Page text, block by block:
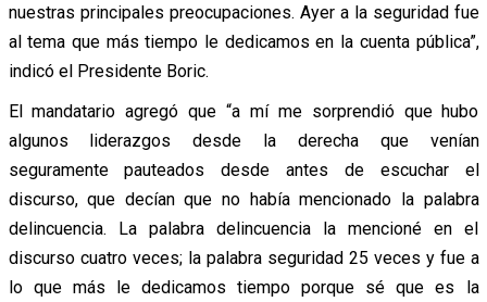
nuestras principales preocupaciones. Ayer a la seguridad fue
al tema que más tiempo le dedicamos en la cuenta pública”,
indicó el Presidente Boric.
El mandatario agregó que “a mí me sorprendió que hubo
algunos liderazgos desde la derecha que venían
seguramente pauteados desde antes de escuchar el
discurso, que decían que no había mencionado la palabra
delincuencia. La palabra delincuencia la mencioné en el
discurso cuatro veces; la palabra seguridad 25 veces y fue a
lo que más le dedicamos tiempo porque sé que es la